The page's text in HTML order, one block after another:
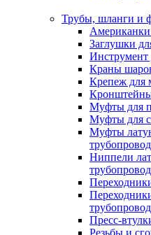
Трубы, шланги и
Американки
Заглушки
Инструмент
Краны
Крепеж для
Кронштейны
Муфты для
Муфты для
Муфты
Ниппели
Пресс-
Резьбы и